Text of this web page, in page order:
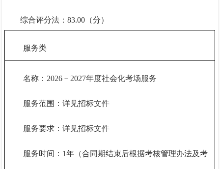
综合评分法：83.00（分）
服务类
名称： 2026－2027年度社会化考场服务
服务范围：详见招标文件
服务要求：详见招标文件
服务时间： 1年（合同期结束后根据考核管理办法及考